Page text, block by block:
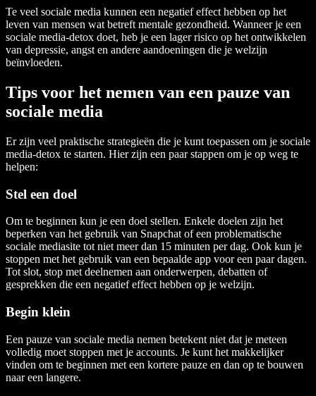
Te veel sociale media kunnen een negatief effect hebben op het
leven van mensen wat betreft mentale gezondheid. Wanneer je een
sociale media-detox doet, heb je een lager risico op het ontwikkelen
van depressie, angst en andere aandoeningen die je welzijn
beïnvloeden.
Tips voor het nemen van een pauze van
sociale media
Er zijn veel praktische strategieën die je kunt toepassen om je sociale
media-detox te starten. Hier zijn een paar stappen om je op weg te
helpen:
Stel een doel
Om te beginnen kun je een doel stellen. Enkele doelen zijn het
beperken van het gebruik van Snapchat of een problematische
sociale mediasite tot niet meer dan 15 minuten per dag. Ook kun je
stoppen met het gebruik van een bepaalde app voor een paar dagen.
Tot slot, stop met deelnemen aan onderwerpen, debatten of
gesprekken die een negatief effect hebben op je welzijn.
Begin klein
Een pauze van sociale media nemen betekent niet dat je meteen
volledig moet stoppen met je accounts. Je kunt het makkelijker
vinden om te beginnen met een kortere pauze en dan op te bouwen
naar een langere.